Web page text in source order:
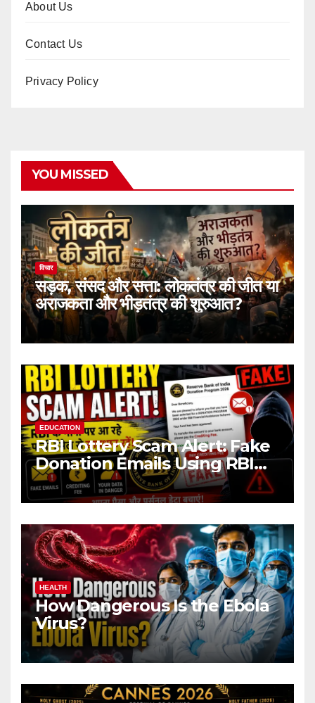
About Us
Contact Us
Privacy Policy
YOU MISSED
विचार
सड़क, संसद और सत्ता: लोकतंत्र की जीत या
अराजकता और भीड़तंत्र की शुरुआत?
EDUCATION
RBI Lottery Scam Alert: Fake
Donation Emails Using RBI
Name Target Indian Users
HEALTH
How Dangerous Is the Ebola
Virus?